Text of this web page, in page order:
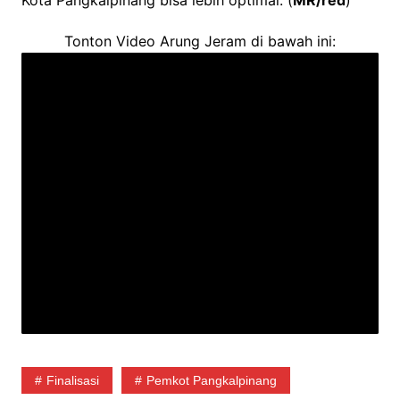
Tonton Video Arung Jeram di bawah ini:
Finalisasi Pemkot Pangkalpinang